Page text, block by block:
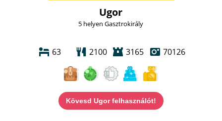
Ugor
5 helyen Gasztrokirály
63 2100 3165 70126
Kövesd Ugor felhasználót!